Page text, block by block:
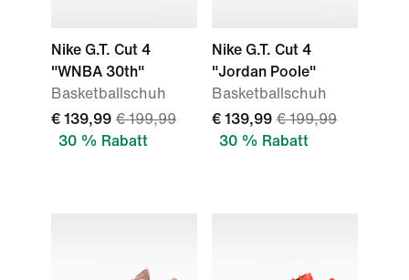
Nike G.T. Cut 4
"WNBA 30th"
Basketballschuh
€ 139,99 € 199,99
30 % Rabatt
Nike G.T. Cut 4
"Jordan Poole"
Basketballschuh
€ 139,99 € 199,99
30 % Rabatt